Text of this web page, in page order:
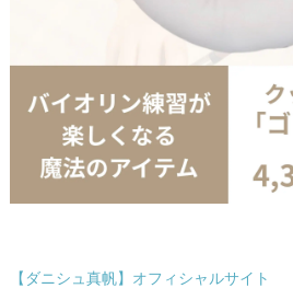
【ダニシュ真帆】オフィシャルサイト